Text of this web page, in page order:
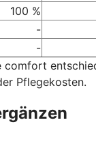
100 %
-
-
comfort
Pflegekosten.